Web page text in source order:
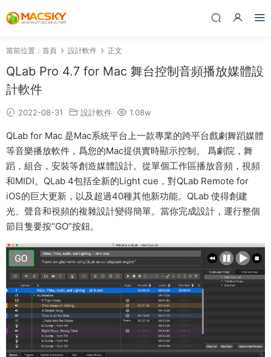
當前位置： 首頁 設計軟件 正文
QLab Pro 4.7 for Mac 舞台控制音頻播放媒體設
計軟件
2022-08-31 設計軟件 1.08w
QLab for Mac 是Mac系統平台上一款專業的跨平台戲劇舞蹈媒體
等音樂播放軟件，爲您的Mac提供實時顯示控制。 爲劇院，舞
蹈，組合，安裝等創造媒體設計。從單個工作區播放音頻，視頻
和MIDI。QLab 4包括全新的Light cue，對QLab Remote for
iOS的巨大更新，以及超過40種其他新功能。QLab 使得創建
光、聲音和視頻的複雜設計變得簡單。當你完成設計，運行整個
節目隻要按“GO”按鈕。